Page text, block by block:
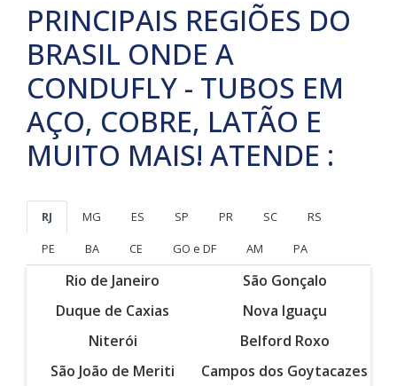
PRINCIPAIS REGIÕES DO
BRASIL ONDE A
CONDUFLY - TUBOS EM
AÇO, COBRE, LATÃO E
MUITO MAIS! ATENDE :
RJ MG ES SP PR SC
RS
PE
BA CE GO e DF AM PA
Rio de Janeiro
São Gonçalo
Duque de Caxias
Nova Iguaçu
Niterói
Belford Roxo
São João de Meriti
Campos dos Goytacazes